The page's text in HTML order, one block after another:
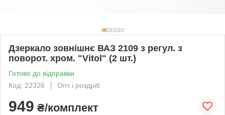
Дзеркало зовнішнє ВАЗ 2109 з регул. з
поворот. хром. "Vitol" (2 шт.)
Готово до відправки
Код: 22326
Опт і роздріб
949 ₴/комплект